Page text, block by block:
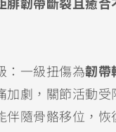
腓韌帶斷裂且癒合
：一級扭傷為韌帶
加劇，關節活動
伴隨骨骼移位，